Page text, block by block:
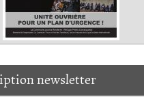
newsletter